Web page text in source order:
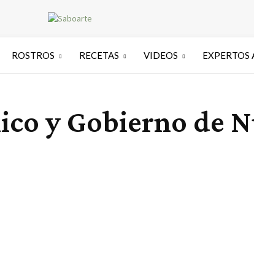
ROSTROS RECETAS VIDEOS EXPERTOS
y Gobierno de